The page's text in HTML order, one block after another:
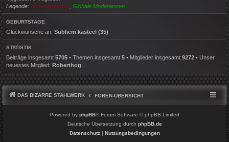
Legende: Administratoren Globale Moderatoren
GEBURTSTAGE
Glückwünsche an: Subliem kasteel (35)
STATISTIK
Beiträge insgesamt 5705 • Themen insgesamt 5 • Mitglieder insgesamt 9272 • Unser
neuestes Mitglied: Roberthog
DAS BIZARRE STAHLWERK FOREN-ÜBERSICHT
Powered by phpBB® Forum Software © phpBB Limited
Deutsche Übersetzung durch phpBB.de
Datenschutz| Nutzungsbedingungen